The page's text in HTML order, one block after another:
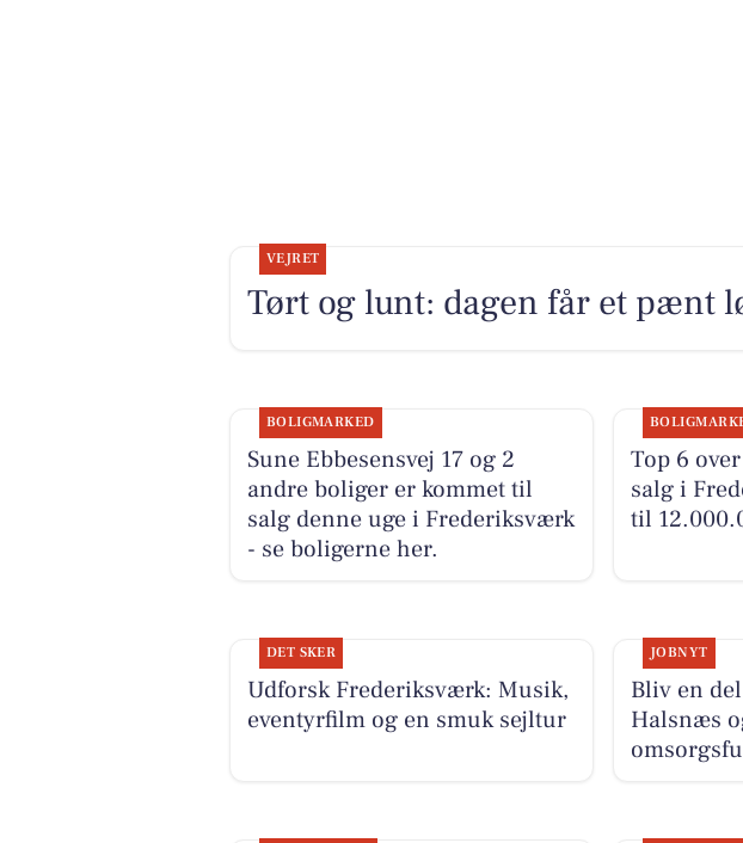
VEJRET
Tørt og lunt: dagen får et pænt
BOLIGMARKED
Sune Ebbesensvej 17 og 2
andre boliger er kommet til
salg denne uge i Frederiksværk
- se boligerne her.
Top 6
salg i
til
DET SKER
Udforsk Frederiksværk: Musik,
eventyrfilm og en smuk sejltur
JOBNYT
Bliv en
Halsnæs